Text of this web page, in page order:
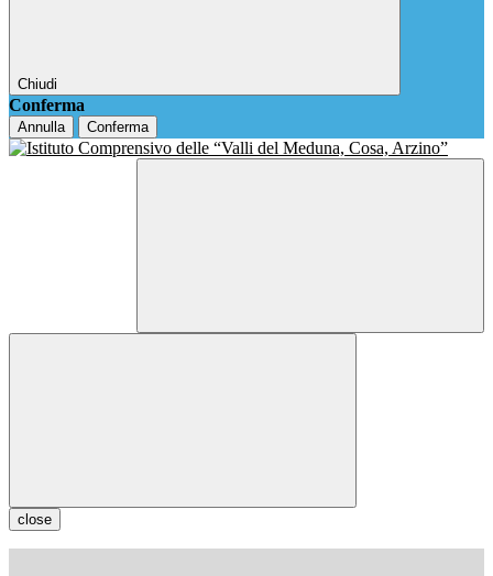
Chiudi
Conferma
Annulla Conferma
close